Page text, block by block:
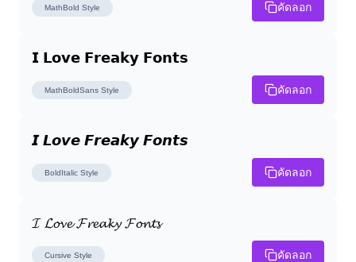
MathBold Style คัดลอก
𝗜 𝗟𝗼𝘃𝗲 𝗙𝗿𝗲𝗮𝗸𝘆 𝗙𝗼𝗻𝘁𝘀
MathBoldSans Style คัดลอก
𝙄 𝙇𝙤𝙫𝙚 𝙁𝙧𝙚𝙖𝙠𝙮 𝙁𝙤𝙣𝙩𝙨
BoldItalic Style คัดลอก
𝓘 𝓛𝓸𝓿𝓮 𝓕𝓻𝓮𝓪𝓴𝔂 𝓕𝓸𝓷𝓽𝓼
Cursive Style คัดลอก